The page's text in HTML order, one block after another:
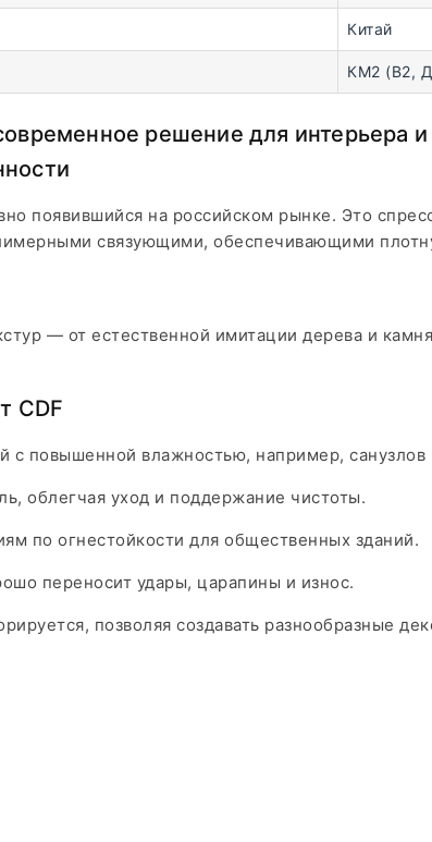
Китай
КМ2 (В2,
решение для интерьера
появившийся на российском рынке. Это
связующими, обеспечивающими
— от естественной имитации дерева и
CDF
с повышенной влажностью, например, санузлов
облегчая уход и поддержание чистоты.
по огнестойкости для общественных зданий.
переносит удары, царапины и износ.
позволяя создавать разнообразные